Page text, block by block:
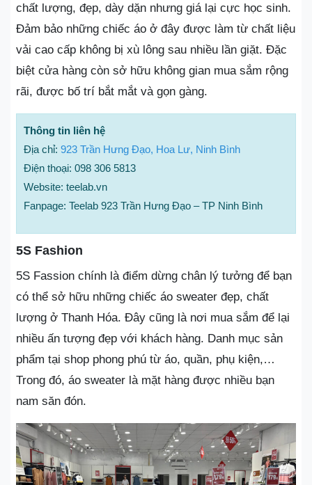
chất lượng, đẹp, dày dặn nhưng giá lại cực học sinh.
Đảm bảo những chiếc áo ở đây được làm từ chất liệu
vải cao cấp không bị xù lông sau nhiều lần giặt. Đặc
biệt cửa hàng còn sở hữu không gian mua sắm rộng
rãi, được bố trí bắt mắt và gọn gàng.
Thông tin liên hệ
Địa chỉ: 923 Trần Hưng Đạo, Hoa Lư, Ninh Bình
Điện thoại: 098 306 5813
Website: teelab.vn
Fanpage: Teelab 923 Trần Hưng Đạo – TP Ninh Bình
5S Fashion
5S Fassion chính là điểm dừng chân lý tưởng để bạn
có thể sở hữu những chiếc áo sweater đẹp, chất
lượng ở Thanh Hóa. Đây cũng là nơi mua sắm để lại
nhiều ấn tượng đẹp với khách hàng. Danh mục sản
phẩm tại shop phong phú từ áo, quần, phụ kiện,…
Trong đó, áo sweater là mặt hàng được nhiều bạn
nam săn đón.